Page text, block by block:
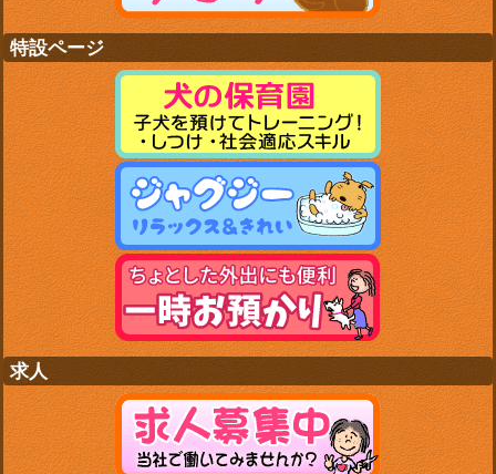
特設ページ
求人